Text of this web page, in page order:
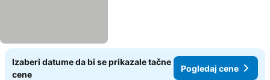
Izaberi datume da bi se prikazale tačne
cene
Pogledaj cene